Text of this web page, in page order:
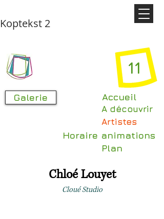
Koptekst 2
Galerie
11
Accueil
A découvrir
Artistes
Horaire animations
Plan
Chloé Louyet
Cloué Studio